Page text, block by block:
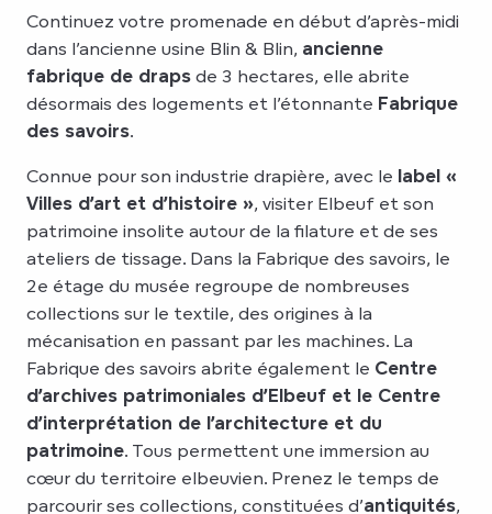
Continuez votre promenade en début d’après-midi
dans l’ancienne usine Blin & Blin, ancienne
fabrique de draps de 3 hectares, elle abrite
désormais des logements et l’étonnante Fabrique
des savoirs.
Connue pour son industrie drapière, avec le label «
Villes d’art et d’histoire », visiter Elbeuf et son
patrimoine insolite autour de la filature et de ses
ateliers de tissage. Dans la Fabrique des savoirs, le
2e étage du musée regroupe de nombreuses
collections sur le textile, des origines à la
mécanisation en passant par les machines. La
Fabrique des savoirs abrite également le Centre
d’archives patrimoniales d’Elbeuf et le Centre
d’interprétation de l’architecture et du
patrimoine. Tous permettent une immersion au
cœur du territoire elbeuvien. Prenez le temps de
parcourir ses collections, constituées d’antiquités,